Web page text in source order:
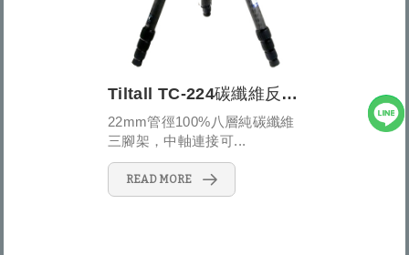
Tiltall TC-224碳纖維反折式四節三腳架
22mm管徑100%八層純碳纖維
三腳架，中軸連接可...
READ MORE